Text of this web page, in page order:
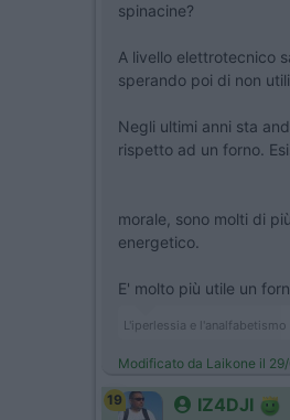
spinacine?
A livello elettrotecnico
sperando poi di non
Negli ultimi anni sta
rispetto ad un forno.
morale, sono molti di
energetico.
E' molto più utile un
L'iperlessia e
Modificato da Laikone il
19 IZ4DJI